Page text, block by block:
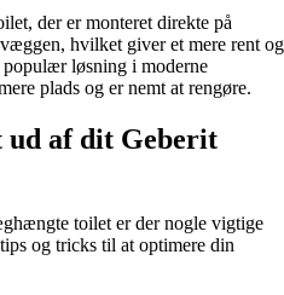
der er monteret direkte på
hvilket giver et mere rent og
populær løsning i moderne
plads og er nemt at rengøre.
ud af dit Geberit
toilet er der nogle vigtige
og tricks til at optimere din